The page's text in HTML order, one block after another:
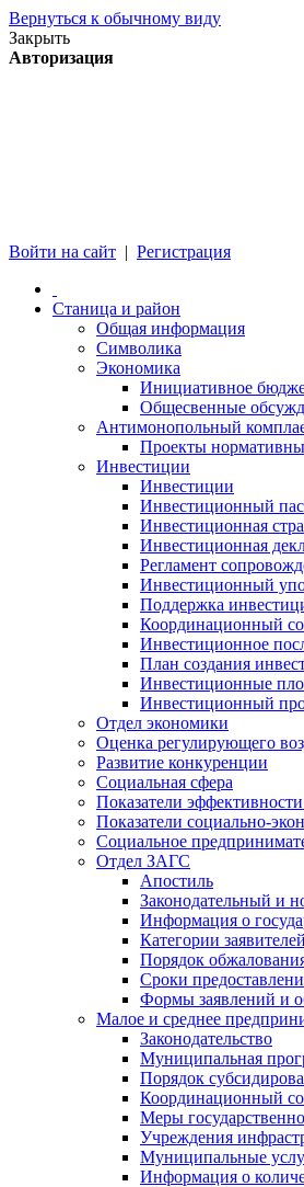
Вернуться к обычному виду
Закрыть
Авторизация
Войти на сайт | Регистрация
Станица и район
Общая информация
Символика
Экономика
Инициативное
Общесвенные
Антимонопольный
Проекты
Инвестиции
Инвестиции
Инвестиционный
Инвестиционная
Инвестиционная
Регламент
Инвестиционный
Поддержка
Координационный
Инвестиционное
План создания
Инвестиционные
Инвестиционный
Отдел экономики
Оценка регулирующего
Развитие конкуренции
Социальная сфера
Показатели
Показатели социально-
Социальное
Отдел ЗАГС
Апостиль
Законодательный и
Информация о
Категории
Порядок
Сроки
Формы заявлений и
Малое и среднее
Законодательство
Муниципальная
Порядок
Координационный
Меры
Учреждения
Муниципальные
Информация о